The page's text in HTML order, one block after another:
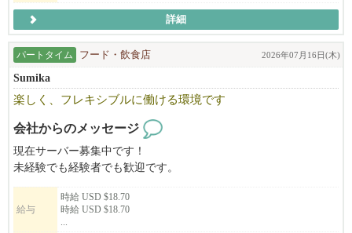
詳細
パートタイム フード・飲食店 2026年07月16日(木)
Sumika
楽しく、フレキシブルに働ける環境です
会社からのメッセージ
現在サーバー募集中です！
未経験でも経験者でも歓迎です。
給与
時給 USD $18.70
時給 USD $18.70